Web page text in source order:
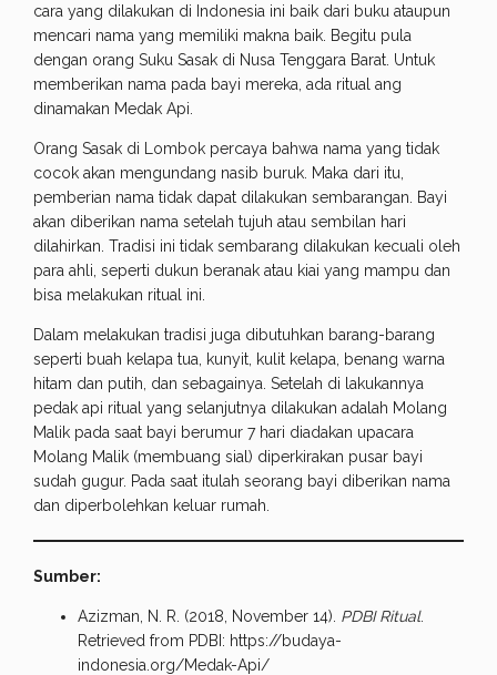
cara yang dilakukan di Indonesia ini baik dari buku ataupun
mencari nama yang memiliki makna baik. Begitu pula
dengan orang Suku Sasak di Nusa Tenggara Barat. Untuk
memberikan nama pada bayi mereka, ada ritual ang
dinamakan Medak Api.
Orang Sasak di Lombok percaya bahwa nama yang tidak
cocok akan mengundang nasib buruk. Maka dari itu,
pemberian nama tidak dapat dilakukan sembarangan. Bayi
akan diberikan nama setelah tujuh atau sembilan hari
dilahirkan. Tradisi ini tidak sembarang dilakukan kecuali oleh
para ahli, seperti dukun beranak atau kiai yang mampu dan
bisa melakukan ritual ini.
Dalam melakukan tradisi juga dibutuhkan barang-barang
seperti buah kelapa tua, kunyit, kulit kelapa, benang warna
hitam dan putih, dan sebagainya. Setelah di lakukannya
pedak api ritual yang selanjutnya dilakukan adalah Molang
Malik pada saat bayi berumur 7 hari diadakan upacara
Molang Malik (membuang sial) diperkirakan pusar bayi
sudah gugur. Pada saat itulah seorang bayi diberikan nama
dan diperbolehkan keluar rumah.
Sumber:
Azizman, N. R. (2018, November 14). PDBI Ritual.
Retrieved from PDBI: https://budaya-
indonesia.org/Medak-Api/